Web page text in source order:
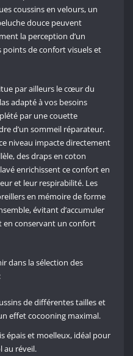
coussins en velours, un
douce peuvent
la perception d’un
points de confort visuels et
par ailleurs le cœur du
adapté à vos besoins
par une couette
d’un sommeil réparateur.
niveau impacte directement
des draps en coton
enrichissent ce confort en
et leur respirabilité. Les
en mémoire de forme
évitant d’accumuler
en conservant un confort
dans la sélection des
de différentes tailles et
effet cocooning maximal.
épais et moelleux, idéal pour
au réveil.